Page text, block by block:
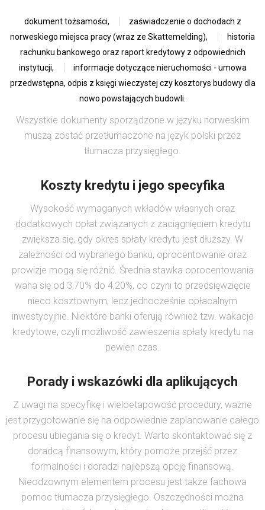
dokument tożsamości,
zaświadczenie o dochodach z
norweskiego miejsca pracy (wraz ze Skattemelding),
historia
rachunku bankowego oraz raport kredytowy z odpowiednich
instytucji,
informacje dotyczące nieruchomości - umowa
przedwstępna, odpis z księgi wieczystej czy kosztorys budowy dla
nowo powstających budowli.
Wszystkie dokumenty sporządzone w języku norweskim
muszą zostać przetłumaczone na język polski przez
tłumacza przysięgłego.
Koszty kredytu i jego specyfika
Wysokość wymaganych wkładów własnych oraz
dodatkowych opłat związanych z zaciągnięciem kredytu
zwiększa się, gdy okres spłaty kredytu jest dłuższy. W
zależności od wybranego banku, oprocentowanie oraz
prowizje mogą się różnić. Średnia stawka oprocentowania
waha się od 3,70% do 4,20%, co czyni to przedsięwzięcie
nieco kosztownym, lecz jednocześnie opłacalnym
inwestycyjnie. Niektóre banki oferują również tzw. wakacje
kredytowe, czyli możliwość zawieszenia spłaty kredytu na
pewien czas.
Porady i wskazówki dla aplikujących
Z uwagi na specyfikę i wieloetapowość procedury, ważne
jest przygotowanie się na odpowiednie zaplanowanie całego
procesu ubiegania się o kredyt. Warto skontaktować się z
doradcą finansowym, który pomoże przejść przez
formalności i doradzi najlepszą opcję finansową.
Nieodzownym elementem procesu jest także fachowa
pomoc tłumacza przysięgłego. Oszczędności można